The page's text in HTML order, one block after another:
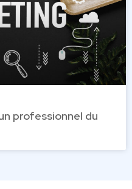
professionnel du